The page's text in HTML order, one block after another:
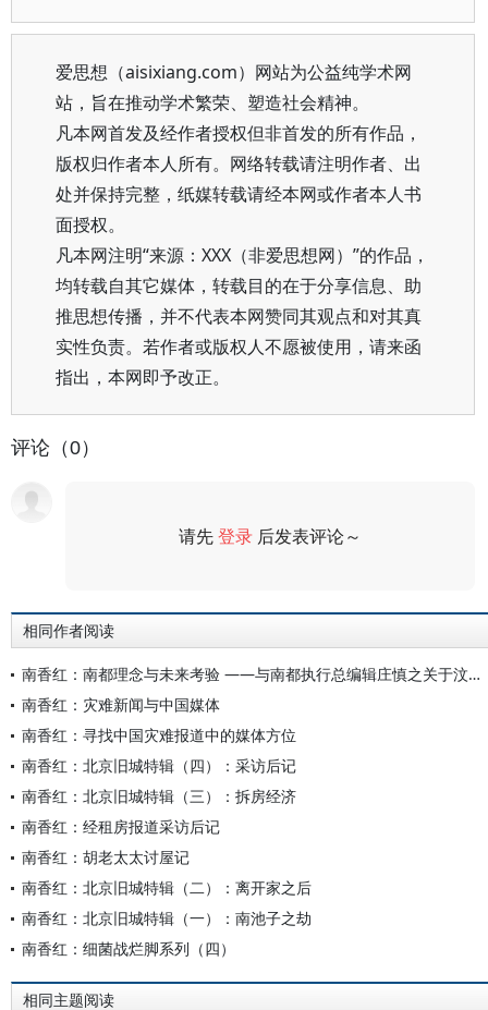
爱思想（aisixiang.com）网站为公益纯学术网
站，旨在推动学术繁荣、塑造社会精神。
凡本网首发及经作者授权但非首发的所有作品，
版权归作者本人所有。网络转载请注明作者、出
处并保持完整，纸媒转载请经本网或作者本人书
面授权。
凡本网注明“来源：XXX（非爱思想网）”的作品，
均转载自其它媒体，转载目的在于分享信息、助
推思想传播，并不代表本网赞同其观点和对其真
实性负责。若作者或版权人不愿被使用，请来函
指出，本网即予改正。
评论（0）
请先登录 后发表评论～
相同作者阅读
南香红：南都理念与未来考验 ——与南都执行总编辑庄慎之关于汶川地震报道的对话
南香红：灾难新闻与中国媒体
南香红：寻找中国灾难报道中的媒体方位
南香红：北京旧城特辑（四）：采访后记
南香红：北京旧城特辑（三）：拆房经济
南香红：经租房报道采访后记
南香红：胡老太太讨屋记
南香红：北京旧城特辑（二）：离开家之后
南香红：北京旧城特辑（一）：南池子之劫
南香红：细菌战烂脚系列（四）
相同主题阅读